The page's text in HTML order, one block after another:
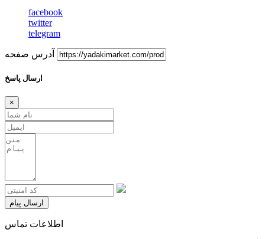
facebook
twitter
telegram
آدرس صفحه
ارسال پاسخ
×
ارسال پیام
اطلاعات تماس